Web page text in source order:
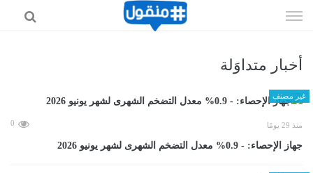
الى
أخبار متداوَلة
غير مصنف
منذ 29 يومًا 0
جهاز الإحصاء: - 0.9% معدل التضخم الشهرى لشهر يونيو 2026